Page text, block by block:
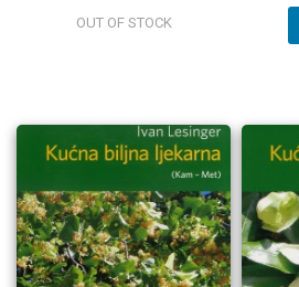
OUT OF STOCK